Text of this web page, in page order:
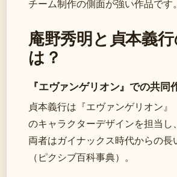
チーム制作の側面が強い作品です。
庵野秀明と貞本義
は？
『エヴァンゲリオン』での共同
貞本義行は『エヴァンゲリオン』
のキャラクターデザインを担当し、
両者はガイナックス時代からの長
（ピクシブ百科事典）。